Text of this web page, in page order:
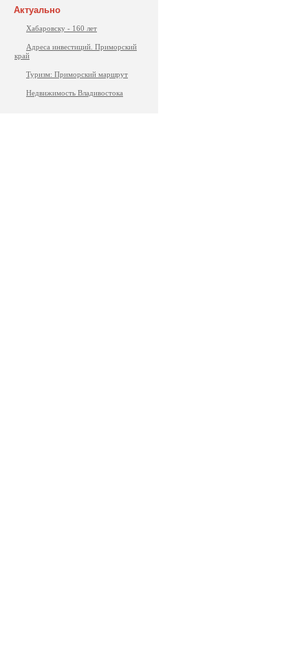
Актуально
Хабаровску - 160 лет
Адреса инвестиций. Приморский
край
Туризм: Приморский маршрут
Недвижимость Владивостока